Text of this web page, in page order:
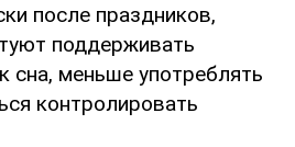
после праздников,
поддерживать
сна, меньше употреблять
контролировать